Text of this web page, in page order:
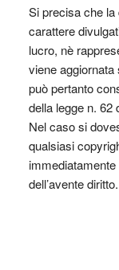
Si precisa che
carattere
lucro, nè
viene
può pertanto
della legge n. 62
Nel caso si
qualsiasi
dell’avente diritto.